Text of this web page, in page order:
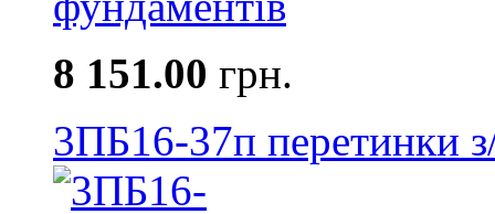
8 151.00 грн.
3ПБ16-37п перетинки